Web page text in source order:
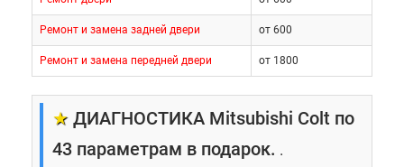
Ремонт и замена задней двери от 600
Ремонт и замена передней двери от 1800
★ ДИАГНОСТИКА Mitsubishi Colt по
43 параметрам в подарок. .